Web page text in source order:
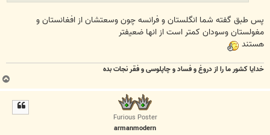
پس طبق گفته شما انگلستان و فرانسه چون وسعتشان از افغانستان و
مغولستان وسودان کمتر است از انها ضعيفتر
هستند
خدایا کشور ما را از دروغ و فساد و چاپلوسی و فقر نجات بده
ب
ا
Furious Poster
armanmodern